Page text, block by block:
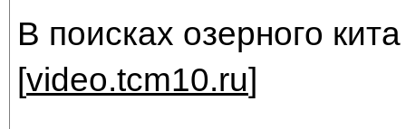
В поисках озерного кита
[video.tcm10.ru]